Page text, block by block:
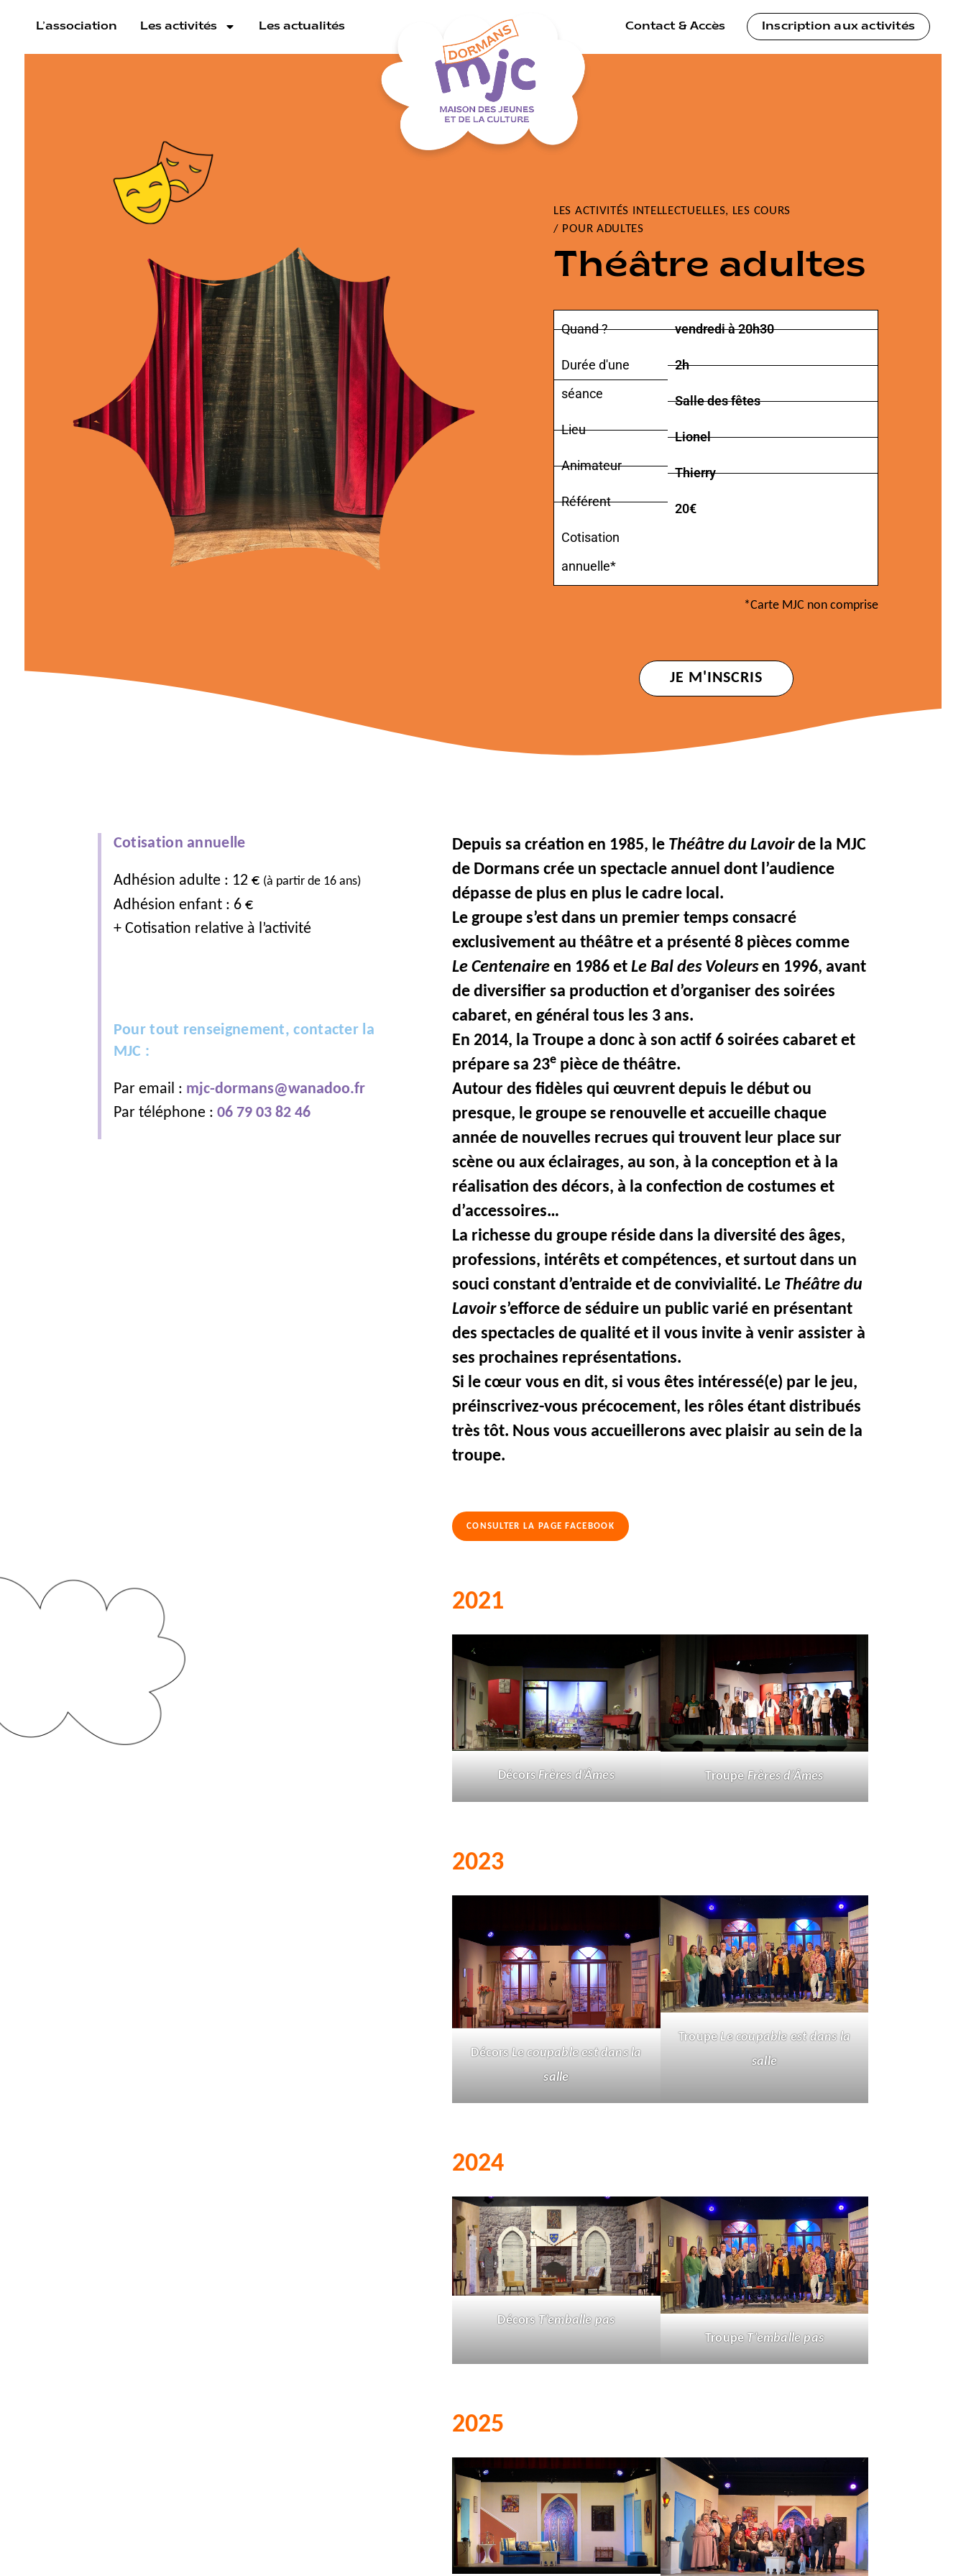
L’association Les activités Les actualités Contact & Accès Inscription aux activités
LES ACTIVITÉS INTELLECTUELLES, LES COURS
/ POUR ADULTES
Théâtre adultes
Quand ?
Durée d'une
séance
Lieu
Animateur
Référent
Cotisation
annuelle*
vendredi à 20h30
2h
Salle des fêtes
Lionel
Thierry
20€
*Carte MJC non comprise
JE M'INSCRIS
Cotisation annuelle
Adhésion adulte : 12 € (à partir de 16 ans)
Adhésion enfant : 6 €
+ Cotisation relative à l’activité
Pour tout renseignement, contacter la
MJC :
Par email : mjc-dormans@wanadoo.fr
Par téléphone : 06 79 03 82 46
Depuis sa création en 1985, le Théâtre du Lavoirde la MJC
de Dormans crée un spectacle annuel dont l’audience
dépasse de plus en plus le cadre local.
Le groupe s’est dans un premier temps consacré
exclusivement au théâtre et a présenté 8 pièces comme
Le Centenaire en 1986 etLe Bal des Voleursen 1996, avant
de diversifier sa production et d’organiser des soirées
cabaret, en général tous les 3 ans.
En 2014, la Troupe a donc à son actif 6 soirées cabaret et
prépare sa 23e pièce de théâtre.
Autour des fidèles qui œuvrent depuis le début ou
presque, le groupe se renouvelle et accueille chaque
année de nouvelles recrues qui trouvent leur place sur
scène ou aux éclairages, au son, à la conception et à la
réalisation des décors, à la confection de costumes et
d’accessoires…
La richesse du groupe réside dans la diversité des âges,
professions, intérêts et compétences, et surtout dans un
souci constant d’entraide et de convivialité. Le Théâtre du
Lavoirs’efforce de séduire un public varié en présentant
des spectacles de qualité et il vous invite à venir assister à
ses prochaines représentations.
Si le cœur vous en dit, si vous êtes intéressé(e) par le jeu,
préinscrivez-vous précocement, les rôles étant distribués
très tôt. Nous vous accueillerons avec plaisir au sein de la
troupe.
CONSULTER LA PAGE FACEBOOK
2021
DécorsFrères d’Âmes TroupeFrères d’Âmes
2023
DécorsLe coupable est dans la
salle
TroupeLe coupable est dans la
salle
2024
Décors T’emballe pas
TroupeT’emballe pas
2025